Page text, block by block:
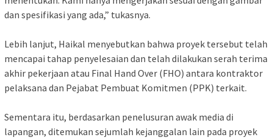
dan spesifikasi yang ada,” tukasnya.
‎Lebih lanjut, Haikal menyebutkan bahwa proyek tersebut telah
mencapai tahap penyelesaian dan telah dilakukan serah terima
akhir pekerjaan atau Final Hand Over (FHO) antara kontraktor
pelaksana dan Pejabat Pembuat Komitmen (PPK) terkait.
‎Sementara itu, berdasarkan penelusuran awak media di
lapangan, ditemukan sejumlah kejanggalan lain pada proyek